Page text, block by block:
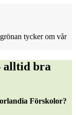
tycker om vår
alltid bra
Förskolor?